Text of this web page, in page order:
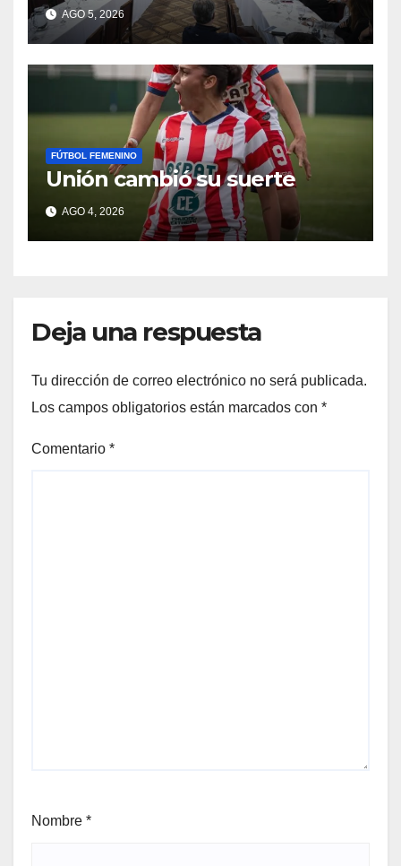
AGO 5, 2026
FÚTBOL FEMENINO
Unión cambió su suerte
AGO 4, 2026
Deja una respuesta
Tu dirección de correo electrónico no será publicada.
Los campos obligatorios están marcados con *
Comentario *
Nombre *